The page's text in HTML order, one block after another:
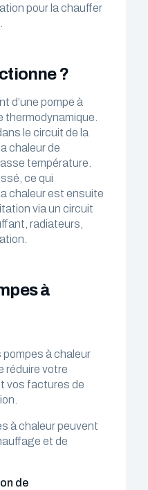
pour la chauffer
?
d’une pompe à
thermodynamique.
le circuit de la
chaleur de
température.
ce qui
chaleur est ensuite
via un circuit
radiateurs,
à
pompes à chaleur
réduire votre
vos factures de
à chaleur peuvent
et de
de